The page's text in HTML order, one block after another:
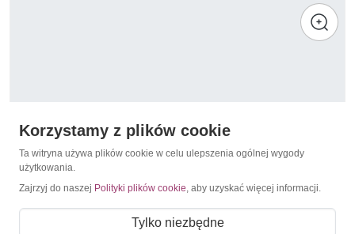
Cypr Północny 1989 Mi 249-250 Czyste **
Korzystamy z plików cookie
Ta witryna używa plików cookie w celu ulepszenia ogólnej wygody
użytkowania.
Zajrzyj do naszej Polityki plików cookie, aby uzyskać więcej informacji.
Tylko niezbędne